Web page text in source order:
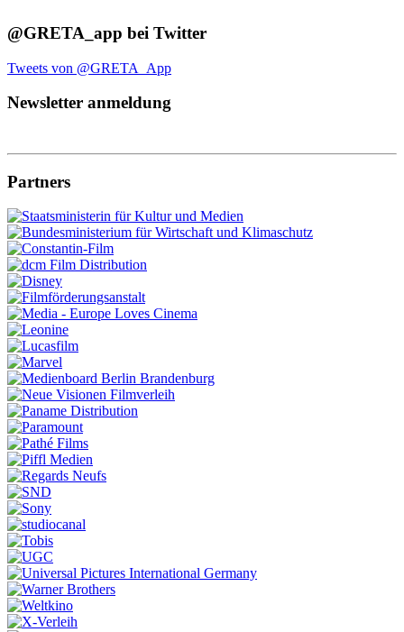
@GRETA_app bei Twitter
Tweets von @GRETA_App
Newsletter anmeldung
Partners